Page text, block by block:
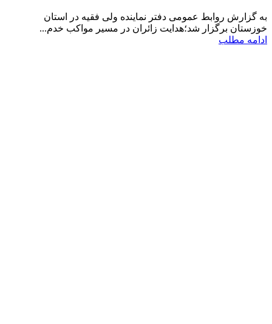
به گزارش روابط عمومی دفتر نماینده ولی فقیه در استان
خوزستان برگزار شد؛هدایت زائران در مسیر مواکب خدم...
ادامه مطلب